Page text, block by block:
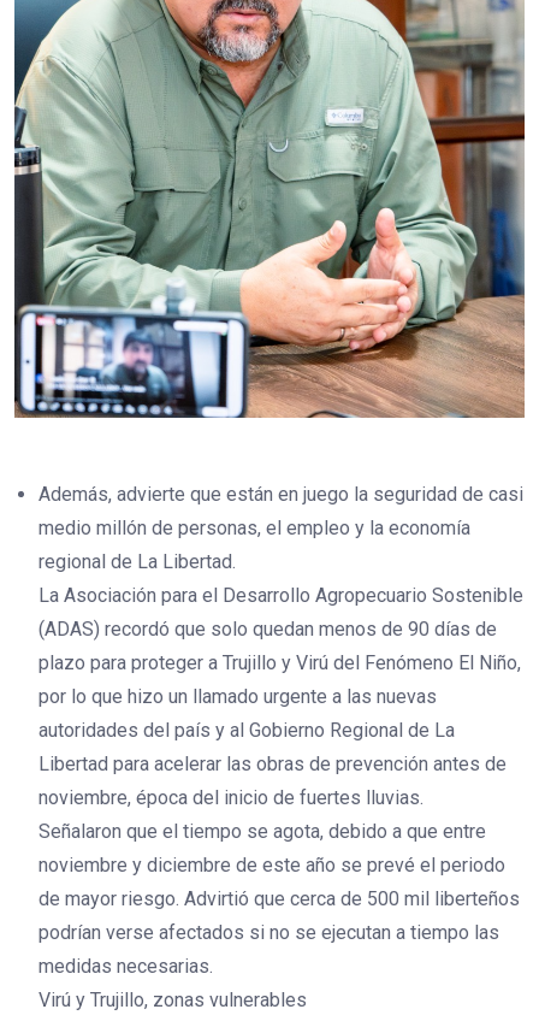
Además, advierte que están en juego la seguridad de casi
medio millón de personas, el empleo y la economía
regional de La Libertad.
La Asociación para el Desarrollo Agropecuario Sostenible
(ADAS) recordó que solo quedan menos de 90 días de
plazo para proteger a Trujillo y Virú del Fenómeno El Niño,
por lo que hizo un llamado urgente a las nuevas
autoridades del país y al Gobierno Regional de La
Libertad para acelerar las obras de prevención antes de
noviembre, época del inicio de fuertes lluvias.
Señalaron que el tiempo se agota, debido a que entre
noviembre y diciembre de este año se prevé el periodo
de mayor riesgo. Advirtió que cerca de 500 mil liberteños
podrían verse afectados si no se ejecutan a tiempo las
medidas necesarias.
Virú y Trujillo, zonas vulnerables